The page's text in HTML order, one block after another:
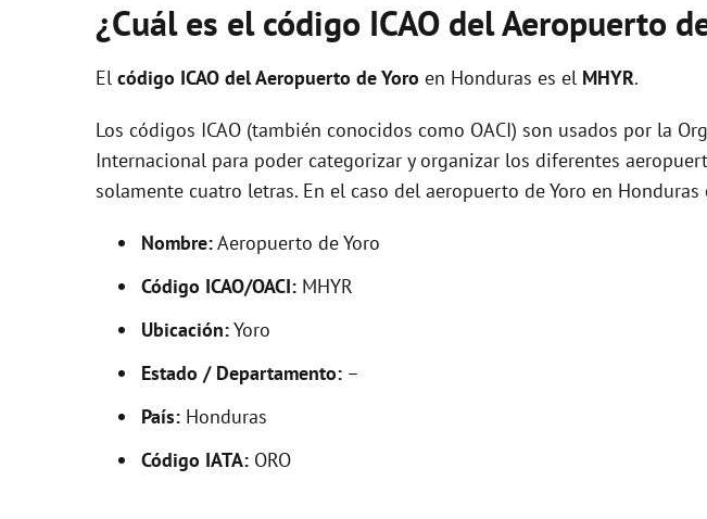
¿Cuál es el código ICAO del Aeropuerto
El código ICAO delAeropuerto de Yoro en Honduras es el MHYR.
Los códigos ICAO (también conocidos como OACI) son usados por la
Internacional para poder categorizar y organizar los diferentes
solamente cuatro letras. En el caso del aeropuerto de Yoro en Honduras
Nombre:Aeropuerto de Yoro
Código ICAO/OACI: MHYR
Ubicación:Yoro
Estado / Departamento: –
País: Honduras
Código IATA: ORO